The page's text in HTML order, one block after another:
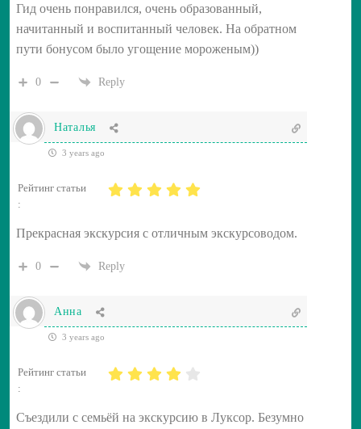
Гид очень понравился, очень образованный,
начитанный и воспитанный человек. На обратном
пути бонусом было угощение мороженым))
0 Reply
Наталья
3 years ago
Рейтинг статьи
:
Прекрасная экскурсия с отличным экскурсоводом.
0 Reply
Анна
3 years ago
Рейтинг статьи
:
Съездили с семьёй на экскурсию в Луксор. Безумно